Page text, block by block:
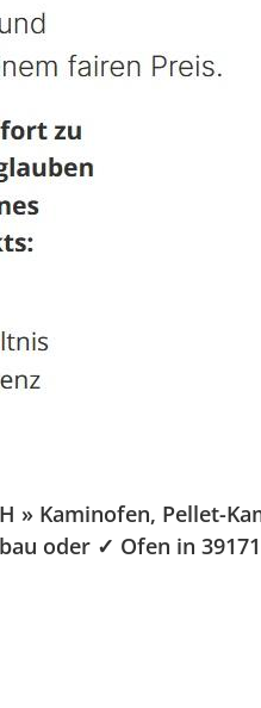
» Kaminofen,
oder ✓ Ofen in